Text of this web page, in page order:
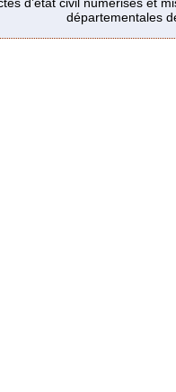
départementales